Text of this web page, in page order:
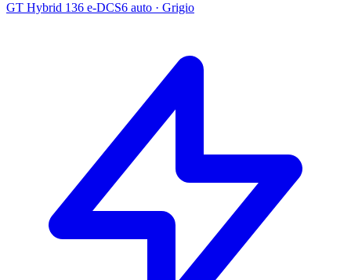
GT Hybrid 136 e-DCS6 auto · Grigio